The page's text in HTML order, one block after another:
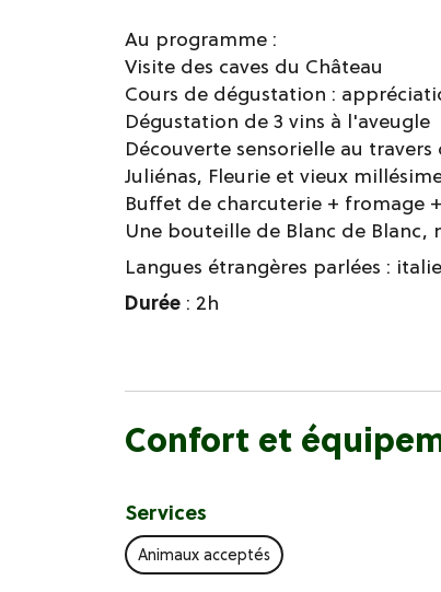
Au programme :
Visite des caves du Château
Cours de dégustation :
Dégustation de 3 vins à l'aveugle
Découverte sensorielle au
Juliénas, Fleurie et vieux
Buffet de charcuterie + fromage
Une bouteille de Blanc de
Langues étrangères parlées :
Durée : 2h
Confort et
Services
Animaux acceptés